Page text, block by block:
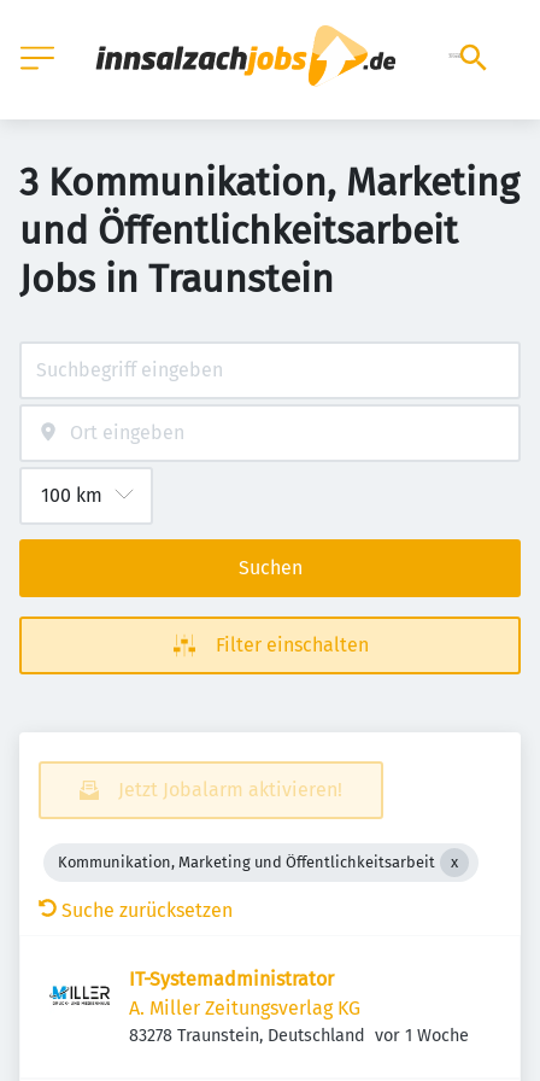
3 Kommunikation, Marketing
und Öffentlichkeitsarbeit
Jobs in Traunstein
Suchen
Filter einschalten
Jetzt Jobalarm aktivieren!
Kommunikation, Marketing und Öffentlichkeitsarbeit
Suche zurücksetzen
IT-Systemadministrator
A. Miller Zeitungsverlag KG
83278 Traunstein, Deutschland Veröffentlicht
vor 1 Woche